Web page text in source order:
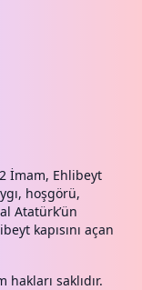
İmam, Ehlibeyt
hoşgörü,
Atatürk’ün
kapısını açan
hakları saklıdır.